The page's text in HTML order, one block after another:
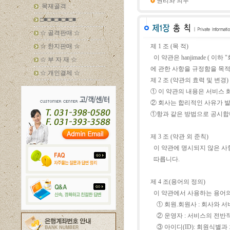
목재골격
□■□■□■□■□■
☆ 골격판매 ☆
☆ 한지판매 ☆
☆ 부 자 재 ☆
☆ 개인결제 ☆
제 1 조 (목 적)
이 약관은 hanjimade ( 이하
에 관한 사항을 규정함을 목
제 2 조 (약관의 효력 및 변경)
① 이 약관의 내용은 서비스
② 회사는 합리적인 사유가
①항과 같은 방법으로 공시합
제 3 조 (약관 외 준칙)
이 약관에 명시되지 않은
따릅니다.
제 4 조(용어의 정의)
이 약관에서 사용하는 용어
① 회원.회원사 : 회사와 서
② 운영자 : 서비스의 전반
③ 아이디(ID): 회원식별과